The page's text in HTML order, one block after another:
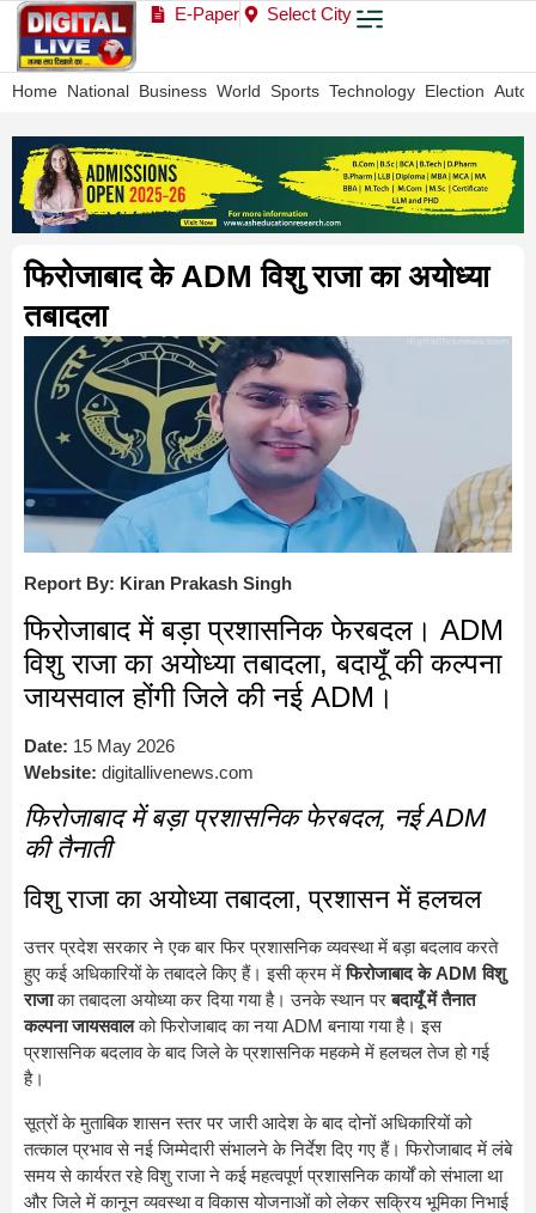
E-Paper Select City
Home National Business World Sports Technology Election Auto
फिरोजाबाद के ADM विशु राजा का अयोध्या
तबादला
Report By: Kiran Prakash Singh
फिरोजाबाद में बड़ा प्रशासनिक फेरबदल। ADM
विशु राजा का अयोध्या तबादला, बदायूँ की कल्पना
जायसवाल होंगी जिले की नई ADM।
Date: 15 May 2026
Website: digitallivenews.com
फिरोजाबाद में बड़ा प्रशासनिक फेरबदल, नई ADM
की तैनाती
विशु राजा का अयोध्या तबादला, प्रशासन में हलचल
उत्तर प्रदेश सरकार ने एक बार फिर प्रशासनिक व्यवस्था में बड़ा बदलाव करते
हुए कई अधिकारियों के तबादले किए हैं। इसी क्रम मेंफिरोजाबाद के ADM विशु
राजाका तबादला अयोध्या कर दिया गया है। उनके स्थान परबदायूँ में तैनात
कल्पना जायसवालको फिरोजाबाद का नया ADM बनाया गया है। इस
प्रशासनिक बदलाव के बाद जिले के प्रशासनिक महकमे में हलचल तेज हो गई
है।
सूत्रों के मुताबिक शासन स्तर पर जारी आदेश के बाद दोनों अधिकारियों को
तत्काल प्रभाव से नई जिम्मेदारी संभालने के निर्देश दिए गए हैं। फिरोजाबाद में लंबे
समय से कार्यरत रहे विशु राजा ने कई महत्वपूर्ण प्रशासनिक कार्यों को संभाला था
और जिले में कानून व्यवस्था व विकास योजनाओं को लेकर सक्रिय भूमिका निभाई